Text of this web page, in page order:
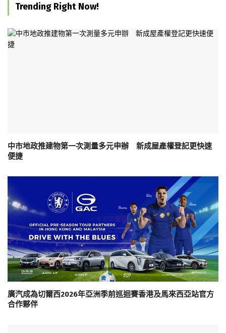
Trending Right Now!
中市地政推建物第一次測量多元申辦 新成屋產權登記更快速
便捷
廣汽成為切爾西2026年亞洲季前巡迴賽香港及馬來西亞站官方
合作夥伴